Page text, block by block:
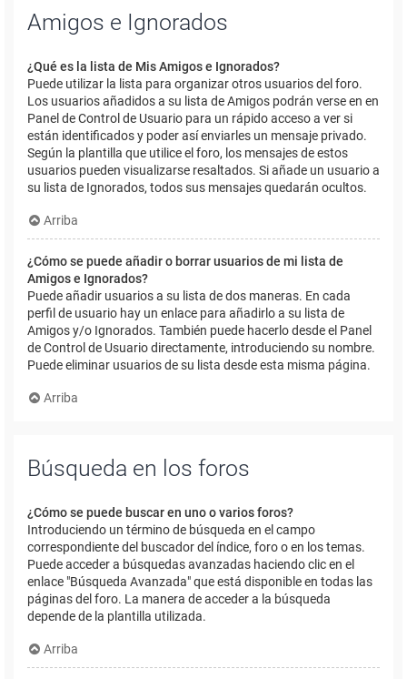
Amigos e Ignorados
¿Qué es la lista de Mis Amigos e Ignorados?
Puede utilizar la lista para organizar otros usuarios del foro.
Los usuarios añadidos a su lista de Amigos podrán verse en en
Panel de Control de Usuario para un rápido acceso a ver si
están identificados y poder así enviarles un mensaje privado.
Según la plantilla que utilice el foro, los mensajes de estos
usuarios pueden visualizarse resaltados. Si añade un usuario a
su lista de Ignorados, todos sus mensajes quedarán ocultos.
Arriba
¿Cómo se puede añadir o borrar usuarios de mi lista de
Amigos e Ignorados?
Puede añadir usuarios a su lista de dos maneras. En cada
perfil de usuario hay un enlace para añadirlo a su lista de
Amigos y/o Ignorados. También puede hacerlo desde el Panel
de Control de Usuario directamente, introduciendo su nombre.
Puede eliminar usuarios de su lista desde esta misma página.
Arriba
Búsqueda en los foros
¿Cómo se puede buscar en uno o varios foros?
Introduciendo un término de búsqueda en el campo
correspondiente del buscador del índice, foro o en los temas.
Puede acceder a búsquedas avanzadas haciendo clic en el
enlace "Búsqueda Avanzada" que está disponible en todas las
páginas del foro. La manera de acceder a la búsqueda
depende de la plantilla utilizada.
Arriba